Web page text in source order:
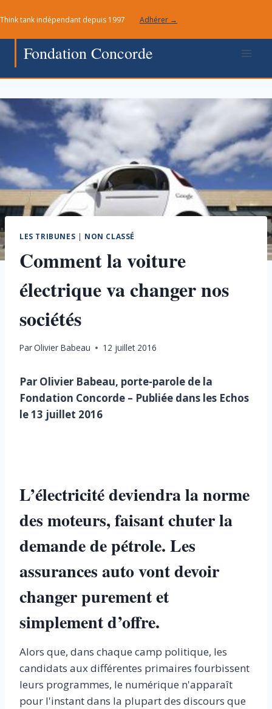
au
contenu
Think tank indépendant depuis 1997 Adhérer →
Fondation Concorde
LES TRIBUNES | NON CLASSÉ
Comment la voiture
électrique va changer nos
sociétés
ParOlivier Babeau 12 juillet 2016
Par Olivier Babeau, porte-parole de la
Fondation Concorde – Publiée dans les Echos
le 13 juillet 2016
L’électricité deviendra la norme
des moteurs, faisant chuter la
demande de pétrole. Les
assurances auto vont devoir
changer purement et
simplement d’offre.
Alors que, dans chaque camp politique, les
candidats aux différentes primaires fourbissent
leurs programmes, le numérique n'apparaît
pour l'instant dans la plupart des discours que